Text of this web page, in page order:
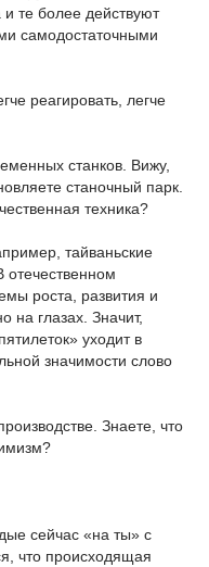
те более действуют
самодостаточными
реагировать, легче
станков. Вижу,
станочный парк.
техника?
тайваньские
отечественном
роста, развития и
на глазах. Значит,
уходит в
значимости слово
Знаете, что
сейчас «на ты» с
что происходящая